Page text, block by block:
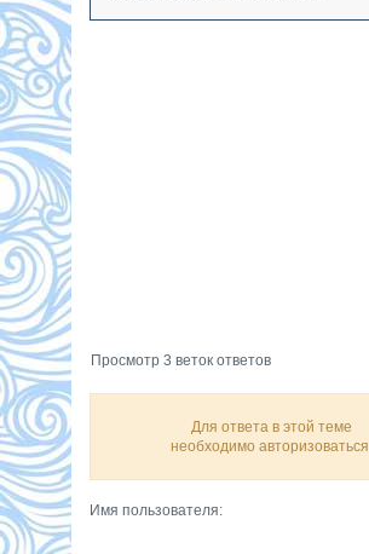
Просмотр 3 веток ответов
Для ответа в этой теме
необходимо авторизоваться.
Имя пользователя: